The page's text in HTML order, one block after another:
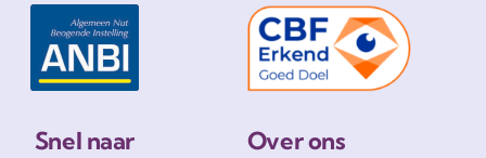
Snel naar Over ons